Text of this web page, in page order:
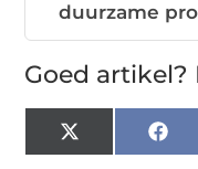
duurzame
Goed artikel?
X
(Twitter)